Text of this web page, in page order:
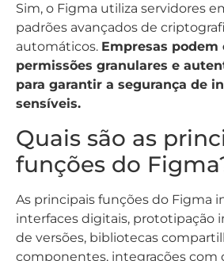
Sim, o Figma utiliza servidores
padrões avançados de
automáticos. Empresas podem
permissões granulares e
para garantir a segurança de
sensíveis.
Quais são as
funções do
As principais funções do Figma
interfaces digitais, prototipação
de versões, bibliotecas
componentes, integrações com